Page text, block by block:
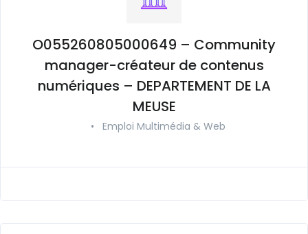
O055260805000649 – Community
manager-créateur de contenus
numériques – DEPARTEMENT DE LA
MEUSE
• Emploi Multimédia & Web